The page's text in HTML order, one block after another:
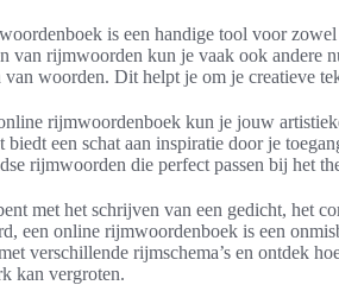
is een handige tool voor
van rijmwoorden kun je vaak ook andere
van woorden. Dit helpt je om je creatieve
rijmwoordenboek kun je jouw
een schat aan inspiratie door je
rijmwoorden die perfect passen bij het
met het schrijven van een gedicht, het
een online rijmwoordenboek is een
verschillende rijmschema’s en ontdek
kan vergroten.